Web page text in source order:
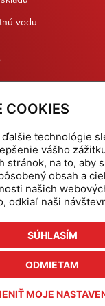
COOKIES
technológie
vášho
stránok, na to, aby
obsah a
našich
odkiaľ naši
SÚHLASÍM
ODMIETAM
MOJE
vodu
ventily
Produkty
Odber
Cenníky
Referencie
Kontakt